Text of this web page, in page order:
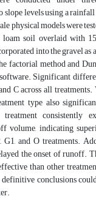
slope levels using a
physical models were
soil overlaid with
into the gravel as
factorial method and
Significant
C across all
type also
consistently
volume, indicating
G1, and O treatments.
the onset of runoff.
than other
conclusions